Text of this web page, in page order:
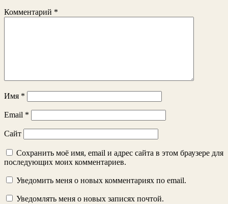
Комментарий *
Имя *
Email *
Сайт
Сохранить моё имя, email и адрес сайта в этом браузере для
последующих моих комментариев.
Уведомить меня о новых комментариях по email.
Уведомлять меня о новых записях почтой.